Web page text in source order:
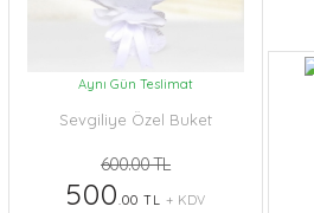
Aynı Gün Teslimat
Sevgiliye Özel Buket
600.00 TL
500.00 TL+ KDV